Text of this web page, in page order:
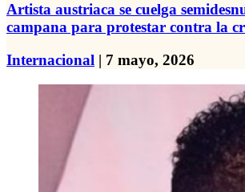
Artista austriaca se cuelga
campana para protestar contra la
Internacional | 7 mayo, 2026